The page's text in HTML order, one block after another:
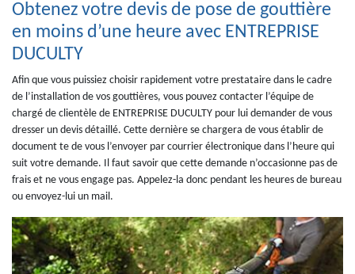
Obtenez votre devis de pose de gouttière
en moins d’une heure avec ENTREPRISE
DUCULTY
Afin que vous puissiez choisir rapidement votre prestataire dans le cadre
de l’installation de vos gouttières, vous pouvez contacter l’équipe de
chargé de clientèle de ENTREPRISE DUCULTY pour lui demander de vous
dresser un devis détaillé. Cette dernière se chargera de vous établir de
document te de vous l’envoyer par courrier électronique dans l’heure qui
suit votre demande. Il faut savoir que cette demande n’occasionne pas de
frais et ne vous engage pas. Appelez-la donc pendant les heures de bureau
ou envoyez-lui un mail.